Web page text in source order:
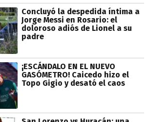
Concluyó la despedida íntima a
Jorge Messi en Rosario: el
doloroso adiós de Lionel a su
padre
¡ESCÁNDALO EN EL NUEVO
GASÓMETRO! Caicedo hizo el
Topo Gigio y desató el caos